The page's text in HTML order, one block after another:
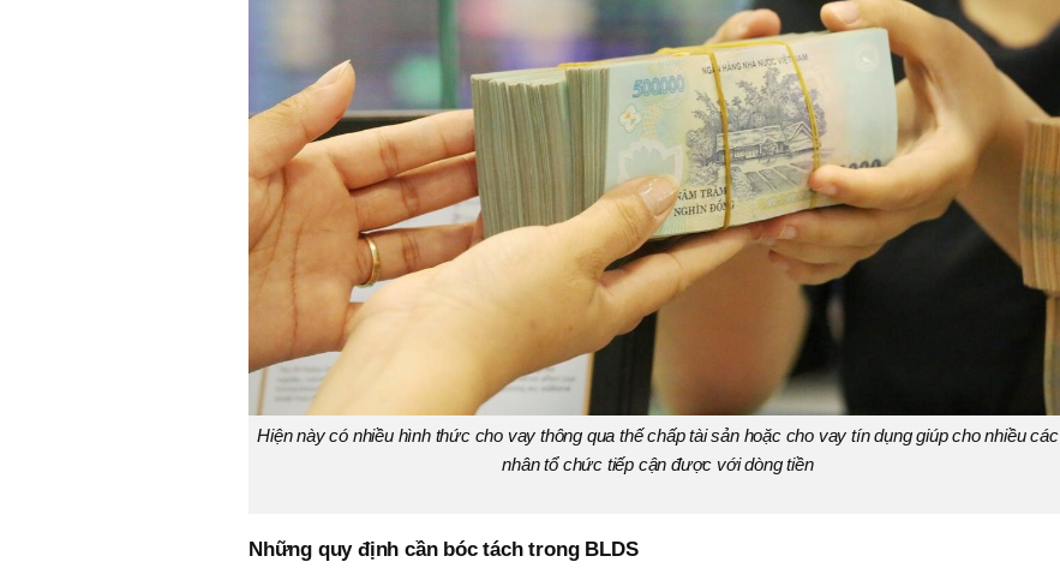
Hiện này có nhiều hình thức cho vay thông qua thế chấp tài sản hoặc cho vay tín dụng giúp cho nhiều các
nhân tổ chức tiếp cận được với dòng tiền
Những quy định cần bóc tách trong BLDS